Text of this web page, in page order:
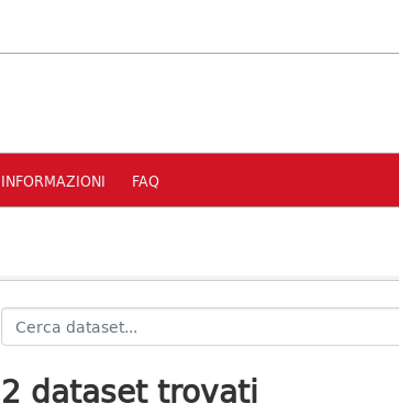
INFORMAZIONI FAQ
2 dataset trovati